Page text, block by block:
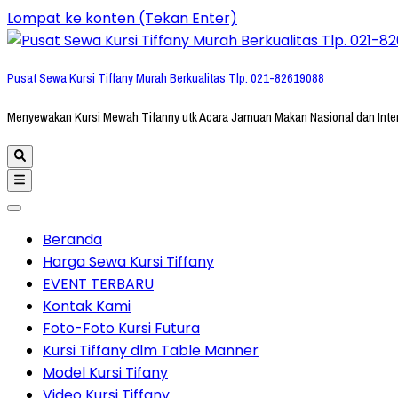
Lompat ke konten (Tekan Enter)
Pusat Sewa Kursi Tiffany Murah Berkualitas Tlp. 021-82619088
Menyewakan Kursi Mewah Tifanny utk Acara Jamuan Makan Nasional dan
Beranda
Harga Sewa Kursi Tiffany
EVENT TERBARU
Kontak Kami
Foto-Foto Kursi Futura
Kursi Tiffany dlm Table Manner
Model Kursi Tifany